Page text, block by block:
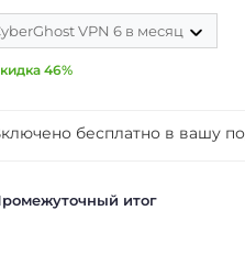
VPN 6 в месяц
46%
бесплатно в вашу
итог